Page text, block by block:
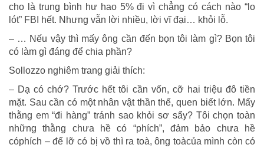
cho là trung bình hư hao 5% đi vì chẳng có cách nào “lo
lót” FBI hết. Nhưng vẫn lời nhiều, lời vĩ đại… khỏi lỗ.
– … Nếu vậy thì mấy ông cần đến bọn tôi làm gì? Bọn tôi
có làm gì đáng để chia phần?
Sollozzo nghiêm trang giải thích:
– Dạ có chớ? Trước hết tôi cần vốn, cỡ hai triệu đô tiền
mặt. Sau cần có một nhân vật thần thế, quen biết lớn. Mấy
thằng em “đi hàng” tránh sao khỏi sơ sẩy? Tôi chọn toàn
những thằng chưa hề có “phích”, đảm bảo chưa hề
cóphích – để lỡ có bị vồ thì ra toà, ông toàcủa mình còn có